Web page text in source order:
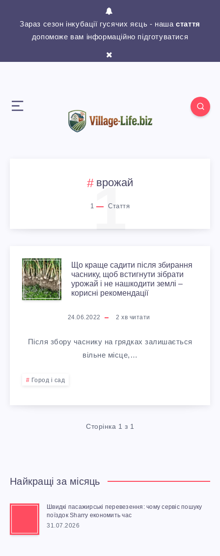
Зараз сезон інкубації гусячих яєць - нашастаття
допоможе вам інформаційно підготуватися
врожай
1 Стаття
1
Щ
О
Р
Щ
Е
Д
И
Що краще садити після збирання
часнику, щоб встигнути зібрати
урожай і не нашкодити землі –
корисні рекомендації
24.06.2022 2 хв читати
Після збору часнику на грядках залишається
вільне місце,…
Город і сад
Сторінка 1 з 1
Найкращі за місяць
Швидкі пасажирські перевезення: чому сервіс пошуку
поїздок Sharry економить час
31.07.2026